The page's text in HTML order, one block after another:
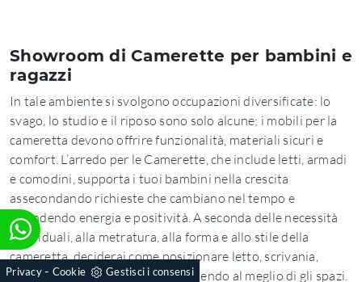
Showroom di Camerette per bambini e
ragazzi
In tale ambiente si svolgono occupazioni diversificate: lo
svago, lo studio e il riposo sono solo alcune; i mobili per la
cameretta devono offrire funzionalità, materiali sicuri e
comfort. L’arredo per le Camerette, che include letti, armadi
e comodini, supporta i tuoi bambini nella crescita
assecondando richieste che cambiano nel tempo e
infondendo energia e positività. A seconda delle necessità
individuali, alla metratura, alla forma e allo stile della
cameretta, deciderai come posizionare letto, scrivania,
comodini, sedie e armadio, usufruendo al meglio di gli spazi.
Privacy- Cookie Gestisci i consensi